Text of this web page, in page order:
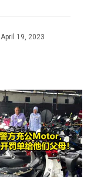
April 19, 2023